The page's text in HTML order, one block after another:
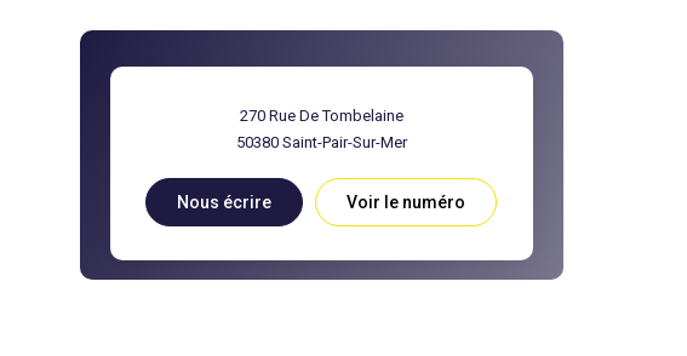
270 Rue De Tombelaine
50380 Saint-Pair-Sur-Mer
Nous écrire Voir le numéro